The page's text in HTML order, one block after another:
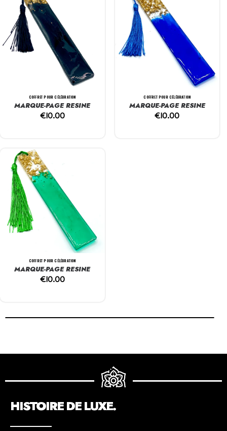
COFFRET POUR CÉLÉBRATION
MARQUE-PAGE RESINE
€10.00
COFFRET POUR CÉLÉBRATION
MARQUE-PAGE RESINE
€10.00
COFFRET POUR CÉLÉBRATION
MARQUE-PAGE RESINE
€10.00
HISTOIRE DE LUXE.